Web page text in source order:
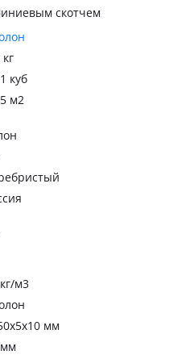
скотчем
куб
м2
м3
мм